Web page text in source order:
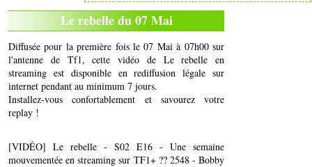
Le rebelle du 07 Mai
Diffusée pour la première fois le 07 Mai à 07h00 sur
l'antenne de Tf1, cette vidéo de Le rebelle en
streaming est disponible en rediffusion légale sur
internet pendant au minimum 7 jours.
Installez-vous confortablement et savourez votre
replay !
[VIDÉO] Le rebelle - S02 E16 - Une semaine
mouvementée en streaming sur TF1+ ?? 2548 - Bobby